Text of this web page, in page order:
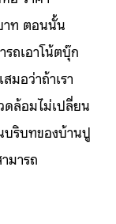
าท ตอนนั้น
รถเอาโน้ตบุ๊ก
มอว่าถ้าเรา
ดล้อมไม่เปลี่ยน
บริบทของบ้านปู
มารถ